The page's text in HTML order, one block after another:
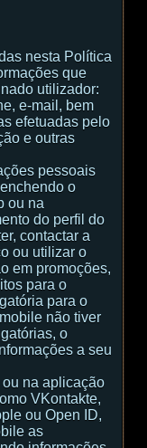
nesta Política
que
utilizador:
e-mail, bem
efetuadas pelo
e outras
pessoais
o
ou na
do perfil do
contactar a
ou utilizar o
em promoções,
para o
para o
não tiver
o
a seu
na aplicação
VKontakte,
ou Open ID,
as